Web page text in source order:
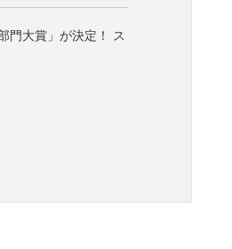
門大賞」が決定！ ス